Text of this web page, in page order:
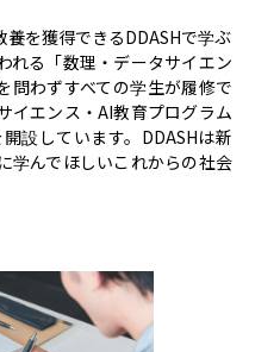
を獲得できるDDASHで学ぶ
れる「数理・データサイエン
問わずすべての学生が履修で
イエンス・AI教育プログラム
設しています。DDASHは新
学んでほしいこれからの社会